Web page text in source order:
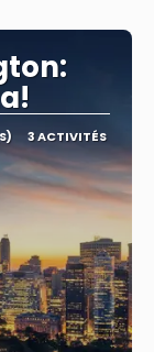
3 ACTIVITÉS